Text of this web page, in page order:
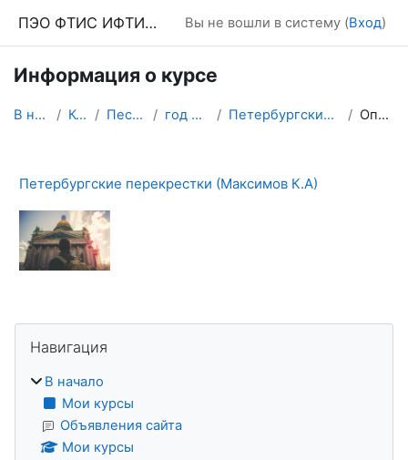
ПЭО ФТИС ИФТИС МПГУ Вы не вошли в систему (Вход)
Информация о курсе
В начало Курсы Песочница год 2022-23 Петербургские перекрестки Описание
Петербургские перекрестки (Максимов К.А)
Навигация
В начало
Мои курсы
Объявления сайта
Мои курсы